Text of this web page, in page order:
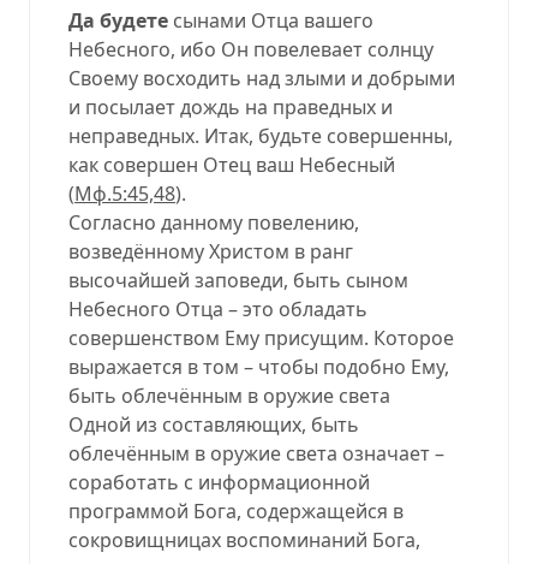
Да будете сынами Отца вашего
Небесного, ибо Он повелевает солнцу
Своему восходить над злыми и добрыми
и посылает дождь на праведных и
неправедных. Итак, будьте совершенны,
как совершен Отец ваш Небесный
(Мф.5:45,48).
Согласно данному повелению,
возведённому Христом в ранг
высочайшей заповеди, быть сыном
Небесного Отца – это обладать
совершенством Ему присущим. Которое
выражается в том – чтобы подобно Ему,
быть облечённым в оружие света
Одной из составляющих, быть
облечённым в оружие света означает –
соработать с информационной
программой Бога, содержащейся в
сокровищницах воспоминаний Бога,